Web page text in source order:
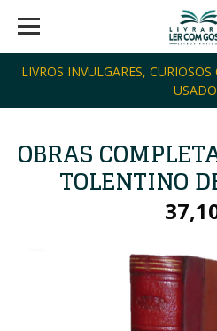
LIVROS INVULGARES,
OBRAS
TOLENTINO